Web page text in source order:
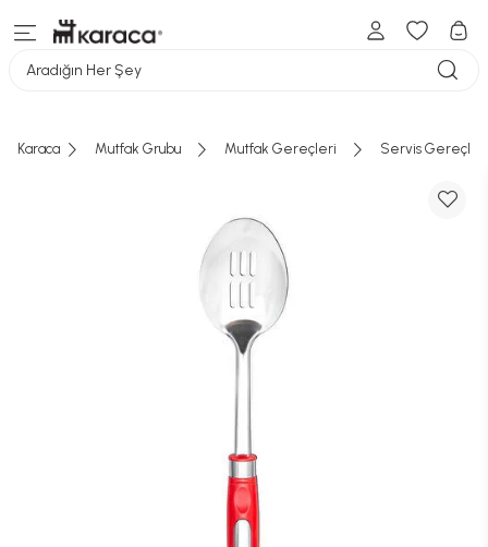
Aradığın Her Şey
Karaca Mutfak Grubu Mutfak Gereçleri Servis Gereçleri